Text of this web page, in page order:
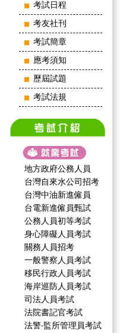
考試日程
考友社刊
考試簡章
應考須知
歷屆試題
考試法規
地方政府公務人員
台灣自來水公司招考
台灣中油新進僱員
台電新進僱員甄試
公務人員初等考試
身心障礙人員考試
關務人員招考
一般警察人員考試
移民行政人員考試
海岸巡防人員考試
司法人員考試
法院書記官考試
法警‧監所管理員考試